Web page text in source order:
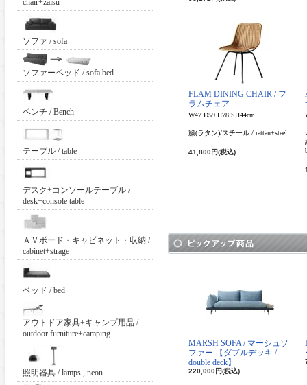
chair+zaisu
ソファ / sofa
ソファーベッド / sofa bed
ベンチ / Bench
テーブル / table
デスク+コンソールテーブル /
desk+console table
ＡＶボード・キャビネット・収納 /
cabinet+strage
ベッド / bed
アウトドア家具+キャンプ用品 /
outdoor furniture+camping
照明器具 / lamps , neon
FLAM DINING CHAIR / フ
ラムチェア
W47 D59 H78 SH44cm
籐(ラタン)/スチール / rattan+steel
41,800円(税込)
MARSH SOFA / マーシュソ
ファー 【ダブルデッキ /
double deck】
220,000円(税込)